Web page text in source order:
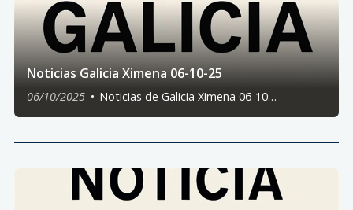
Noticias Galicia Ximena 06-10-25
06/10/2025
Noticias de Galicia Ximena 06-10-